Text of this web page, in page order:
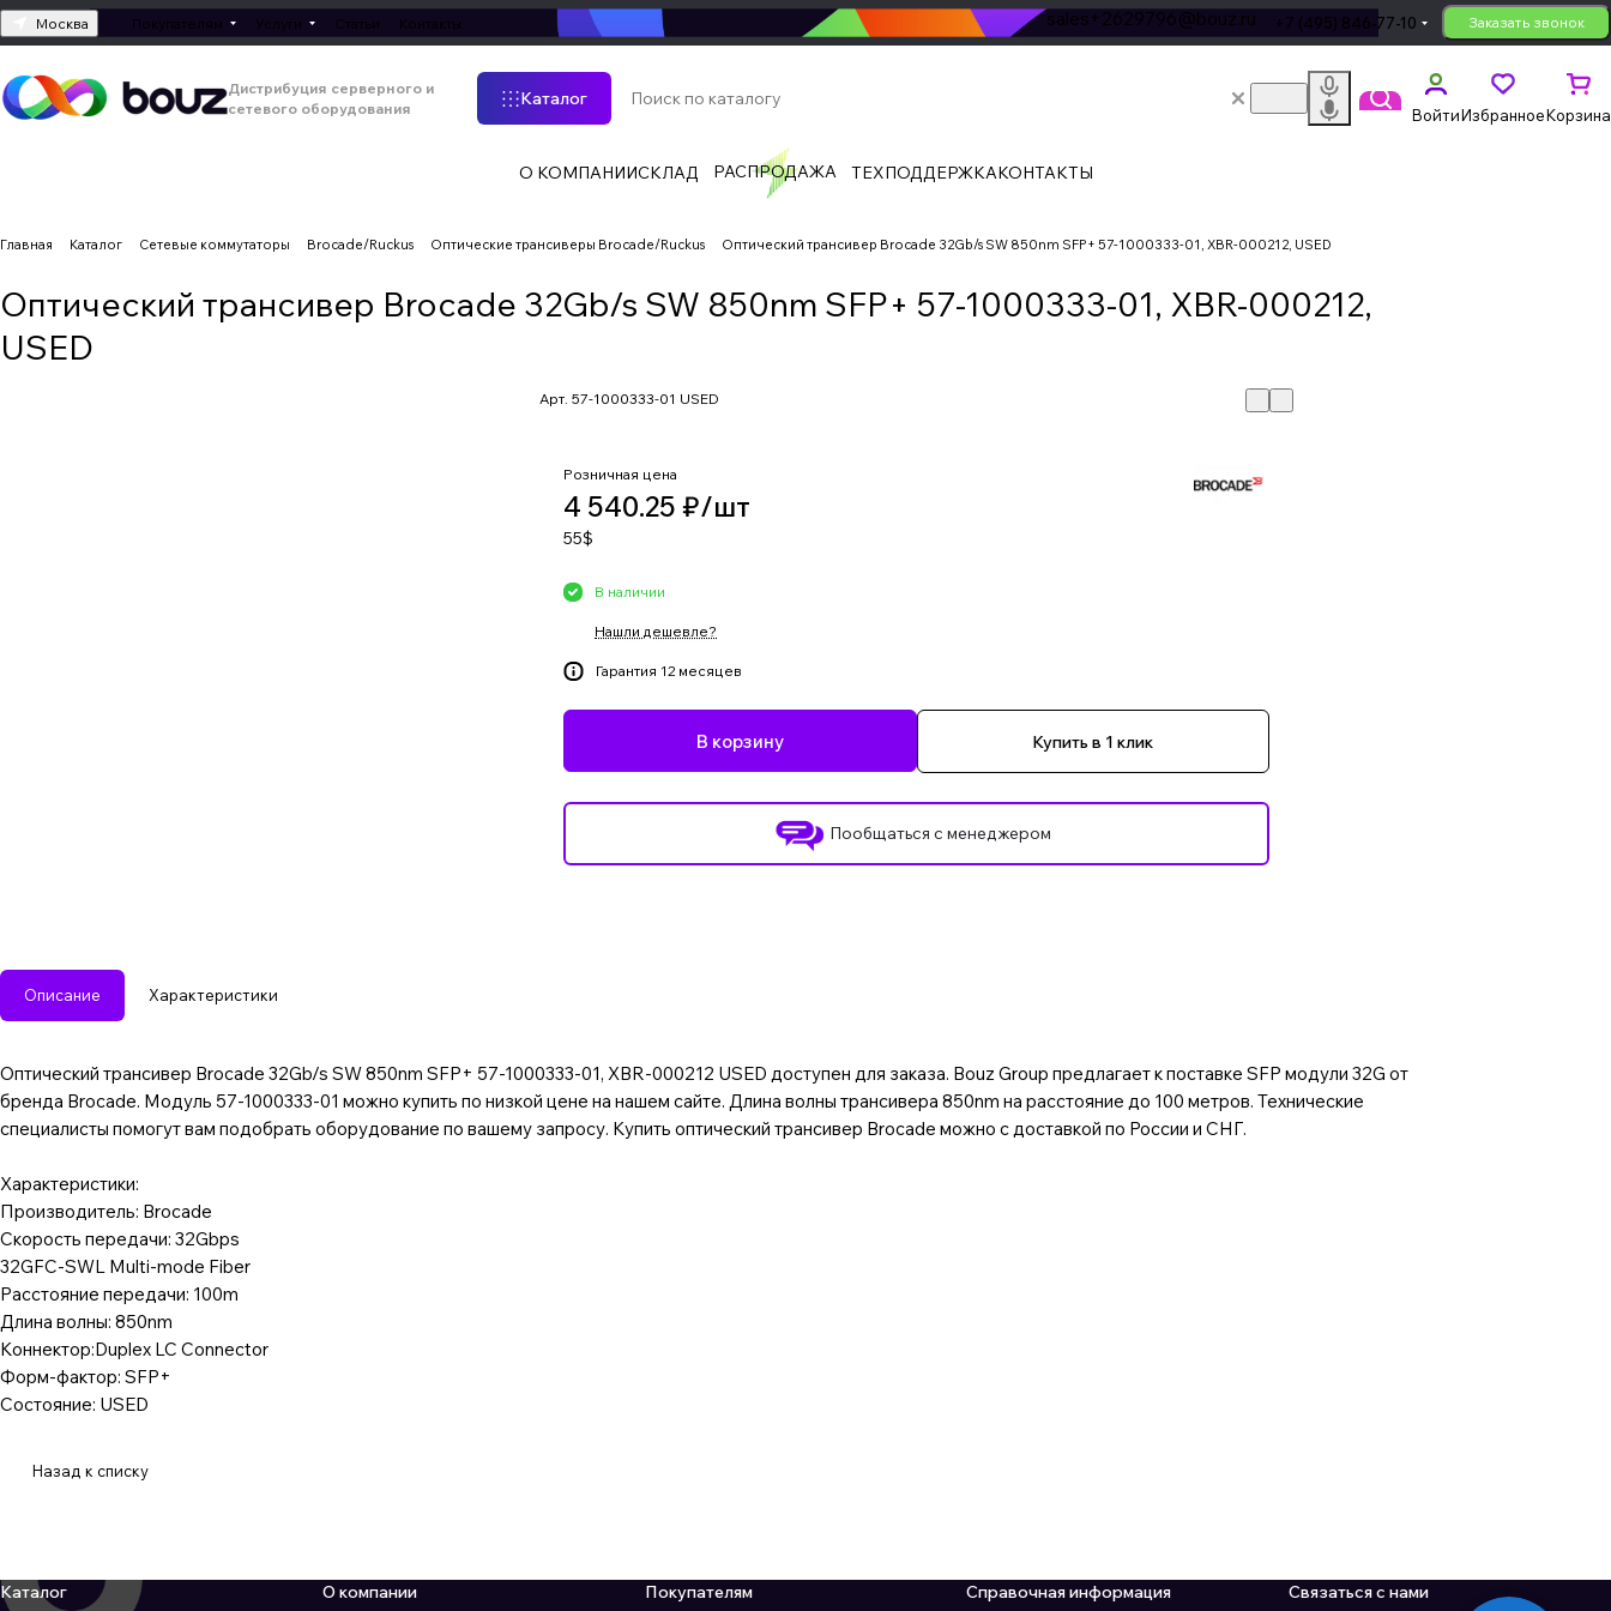
Москва Покупателям Услуги Статьи Контакты sales+2629796@bouz.ru +7 (495) 846-77-10 Заказать звонок
Дистрибуция серверного и
сетевого оборудования
Каталог
ВойтиИзбранноеКорзина
О КОМПАНИИСКЛАД РАСПРОДАЖА ТЕХПОДДЕРЖКАКОНТАКТЫ
Главная Каталог Сетевые коммутаторы Brocade/Ruckus Оптические трансиверы Brocade/Ruckus Оптический трансивер Brocade 32Gb/s SW 850nm SFP+ 57-1000333-01, XBR-000212, USED
Оптический трансивер Brocade 32Gb/s SW 850nm SFP+ 57-1000333-01, XBR-000212,
USED
Арт. 57-1000333-01 USED
Розничная цена
4 540.25 ₽/шт
55$
В корзину Купить в 1 клик
Пообщаться с менеджером
В наличии
Нашли дешевле?
Гарантия 12 месяцев
Описание Характеристики
Оптический трансивер Brocade 32Gb/s SW 850nm SFP+ 57-1000333-01, XBR-000212 USED доступен для заказа. Bouz Group предлагает к поставке SFP модули 32G от
бренда Brocade. Модуль 57-1000333-01 можно купить по низкой цене на нашем сайте. Длина волны трансивера 850nm на расстояние до 100 метров. Технические
специалисты помогут вам подобрать оборудование по вашему запросу. Купить оптический трансивер Brocade можно с доставкой по России и СНГ.
Характеристики:
Производитель: Brocade
Скорость передачи: 32Gbps
32GFC-SWL Multi-mode Fiber
Расстояние передачи: 100m
Длина волны: 850nm
Коннектор:Duplex LC Connector
Форм-фактор: SFP+
Состояние: USED
Назад к списку
Каталог О компании Покупателям Справочная информация Связаться с нами